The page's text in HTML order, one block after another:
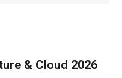
& Cloud 2026